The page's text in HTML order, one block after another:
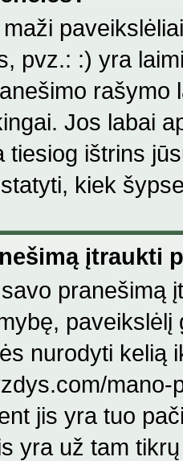
pvz.: :) yra
rašymo
Jos labai
tiesiog ištrins
kiek
įtraukti
pranešimą
nurodyti kelią
jis yra tuo
yra už tam